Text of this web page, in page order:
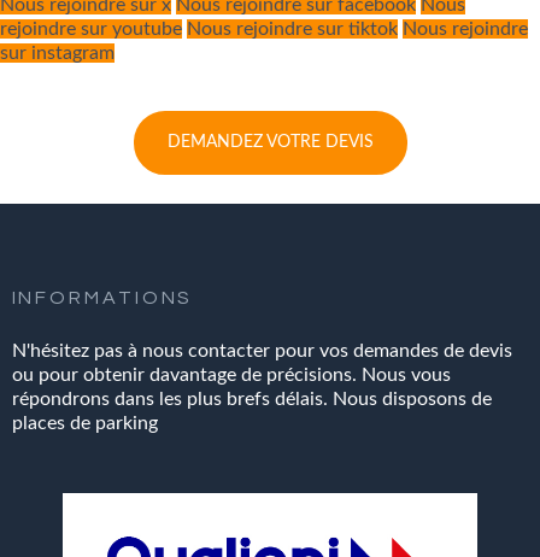
Nous rejoindre sur x Nous rejoindre sur facebook Nous
rejoindre sur youtube Nous rejoindre sur tiktok Nous rejoindre
sur instagram
DEMANDEZ VOTRE DEVIS
INFORMATIONS
N'hésitez pas à nous contacter pour vos demandes de devis
ou pour obtenir davantage de précisions. Nous vous
répondrons dans les plus brefs délais. Nous disposons de
places de parking